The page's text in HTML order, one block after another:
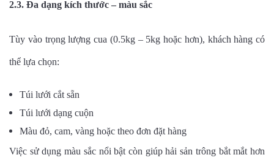
2.3. Đa dạng kích thước – màu sắc
Tùy vào trọng lượng cua (0.5kg – 5kg hoặc hơn), khách hàng có
thể lựa chọn:
Túi lưới cắt sẵn
Túi lưới dạng cuộn
Màu đỏ, cam, vàng hoặc theo đơn đặt hàng
Việc sử dụng màu sắc nổi bật còn giúp hải sản trông bắt mắt hơn